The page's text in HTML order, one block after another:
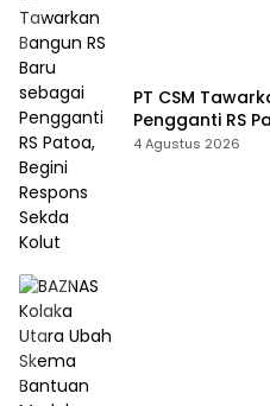
PT CSM
Pengganti RS
Kolut
4 Agustus 2026